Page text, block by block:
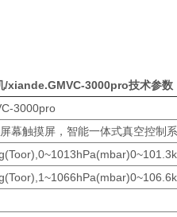
/xiande.GMVC-3000pro技术参数
3000pro
幕触摸屏，智能一体式真空控制